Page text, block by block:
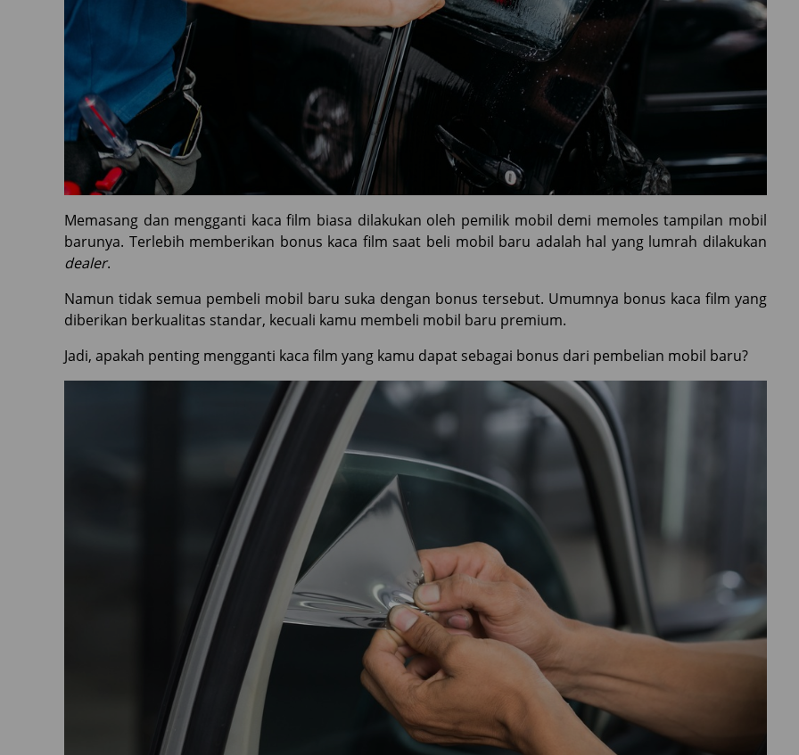
Memasang dan mengganti kaca film biasa dilakukan oleh pemilik mobil demi memoles tampilan mobil
barunya. Terlebih memberikan bonus kaca film saat beli mobil baru adalah hal yang lumrah dilakukan
dealer.
Namun tidak semua pembeli mobil baru suka dengan bonus tersebut. Umumnya bonus kaca film yang
diberikan berkualitas standar, kecuali kamu membeli mobil baru premium.
Jadi, apakah penting mengganti kaca film yang kamu dapat sebagai bonus dari pembelian mobil baru?